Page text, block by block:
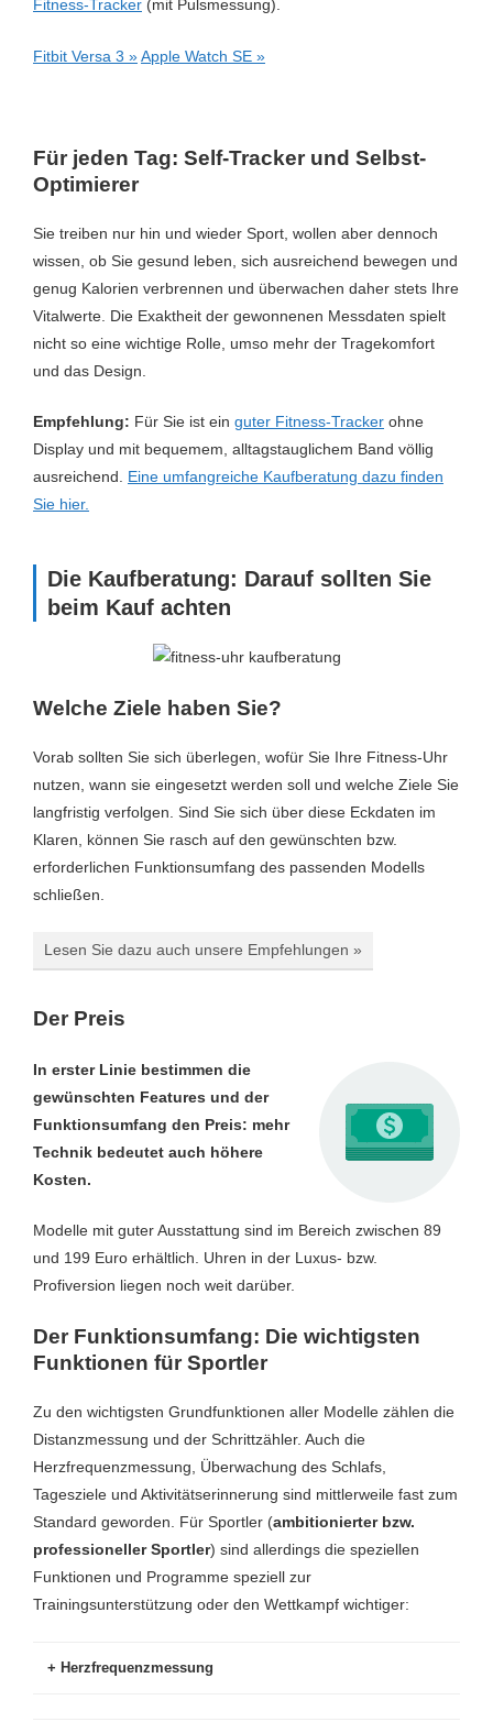
Fitness-Tracker (mit Pulsmessung).
Fitbit Versa 3 »Apple Watch SE »
Für jeden Tag: Self-Tracker und Selbst-
Optimierer
Sie treiben nur hin und wieder Sport, wollen aber dennoch
wissen, ob Sie gesund leben, sich ausreichend bewegen und
genug Kalorien verbrennen und überwachen daher stets Ihre
Vitalwerte. Die Exaktheit der gewonnenen Messdaten spielt
nicht so eine wichtige Rolle, umso mehr der Tragekomfort
und das Design.
Empfehlung: Für Sie ist ein guter Fitness-Tracker ohne
Display und mit bequemem, alltagstauglichem Band völlig
ausreichend. Eine umfangreiche Kaufberatung dazu finden
Sie hier.
Die Kaufberatung: Darauf sollten Sie
beim Kauf achten
Welche Ziele haben Sie?
Vorab sollten Sie sich überlegen, wofür Sie Ihre Fitness-Uhr
nutzen, wann sie eingesetzt werden soll und welche Ziele Sie
langfristig verfolgen. Sind Sie sich über diese Eckdaten im
Klaren, können Sie rasch auf den gewünschten bzw.
erforderlichen Funktionsumfang des passenden Modells
schließen.
Lesen Sie dazu auch unsere Empfehlungen »
Der Preis
In erster Linie bestimmen die
gewünschten Features und der
Funktionsumfang den Preis: mehr
Technik bedeutet auch höhere
Kosten.
Modelle mit guter Ausstattung sind im Bereich zwischen 89
und 199 Euro erhältlich. Uhren in der Luxus- bzw.
Profiversion liegen noch weit darüber.
Der Funktionsumfang: Die wichtigsten
Funktionen für Sportler
Zu den wichtigsten Grundfunktionen aller Modelle zählen die
Distanzmessung und der Schrittzähler. Auch die
Herzfrequenzmessung, Überwachung des Schlafs,
Tagesziele und Aktivitätserinnerung sind mittlerweile fast zum
Standard geworden. Für Sportler (ambitionierter bzw.
professioneller Sportler) sind allerdings die speziellen
Funktionen und Programme speziell zur
Trainingsunterstützung oder den Wettkampf wichtiger:
Herzfrequenzmessung